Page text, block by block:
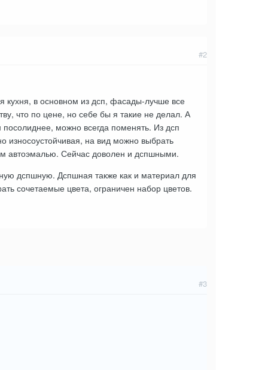
#2
кухня, в основном из дсп, фасады-лучше все
что по цене, но себе бы я такие не делал. А
можно всегда поменять. Из дсп
износоустойчивая, на вид можно выбрать
автоэмалью. Сейчас доволен и дспшными.
дспшную. Дспшная также как и материал для
сочетаемые цвета, ограничен набор цветов.
#3